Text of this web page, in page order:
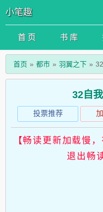
小笔趣
首 页 书 库
首页 都市 羽翼之下
32自
投票推荐
【畅读更新加载慢
退出畅